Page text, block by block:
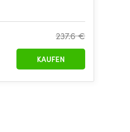
237.6 €
KAUFEN